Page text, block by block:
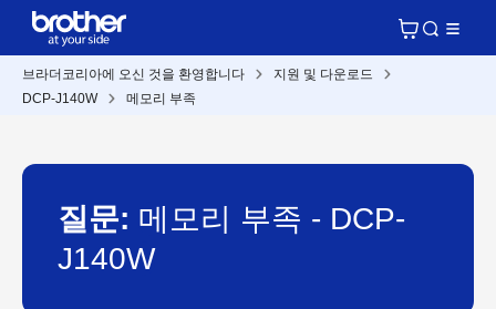
브라더코리아에 오신 것을 환영합니다
지원 및 다운로드
DCP-J140W
메모리 부족
질문: 메모리 부족 - DCP-
J140W